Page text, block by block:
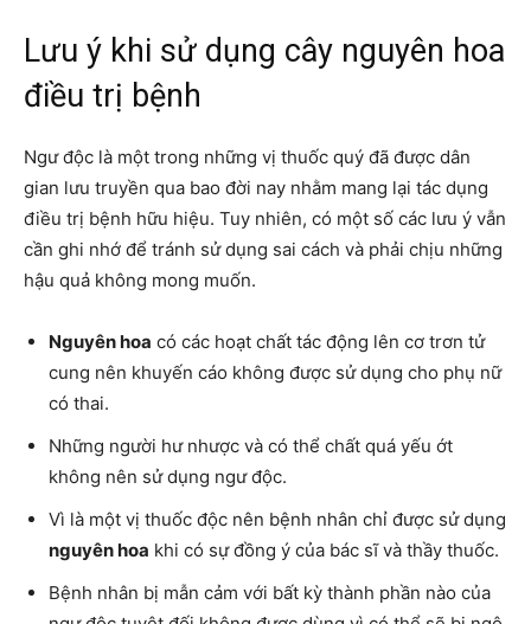
Lưu ý khi sử dụng cây nguyên hoa
điều trị bệnh
Ngư độc là một trong những vị thuốc quý đã được dân
gian lưu truyền qua bao đời nay nhằm mang lại tác dụng
điều trị bệnh hữu hiệu. Tuy nhiên, có một số các lưu ý vẫn
cần ghi nhớ để tránh sử dụng sai cách và phải chịu những
hậu quả không mong muốn.
Nguyên hoa có các hoạt chất tác động lên cơ trơn tử
cung nên khuyến cáo không được sử dụng cho phụ nữ
có thai.
Những người hư nhược và có thể chất quá yếu ớt
không nên sử dụng ngư độc.
Vì là một vị thuốc độc nên bệnh nhân chỉ được sử dụng
nguyên hoa khi có sự đồng ý của bác sĩ và thầy thuốc.
Bệnh nhân bị mẫn cảm với bất kỳ thành phần nào của